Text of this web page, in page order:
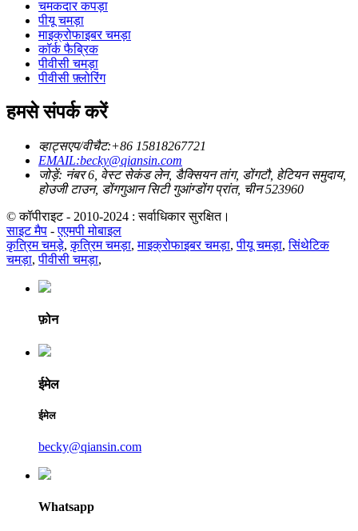
चमकदार कपड़ा
पीयू चमड़ा
माइक्रोफाइबर चमड़ा
कॉर्क फैब्रिक
पीवीसी चमड़ा
पीवीसी फ़्लोरिंग
हमसे संपर्क करें
व्हाट्सएप/वीचैट:+86 15818267721
EMAIL:becky@qiansin.com
जोड़ें: नंबर 6, वेस्ट सेकंड लेन, डैक्सियन तांग, डोंगटौ, हेटियन समुदाय,
होउजी टाउन, डोंगगुआन सिटी गुआंग्डोंग प्रांत, चीन 523960
© कॉपीराइट - 2010-2024 : सर्वाधिकार सुरक्षित।
साइट मैप -एएमपी मोबाइल
कृत्रिम चमड़े,कृत्रिम चमड़ा,माइक्रोफाइबर चमड़ा,पीयू चमड़ा,सिंथेटिक
चमड़ा,पीवीसी चमड़ा,
फ़ोन
ईमेल
ईमेल
becky@qiansin.com
Whatsapp